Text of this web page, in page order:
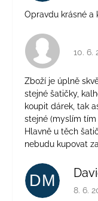
Opravdu krásné
10. 6.
Zboží je úplně
stejné šatičky,
koupit dárek, tak
stejné (myslím tím
Hlavně u těch
nebudu kupovat
DM
8. 6.